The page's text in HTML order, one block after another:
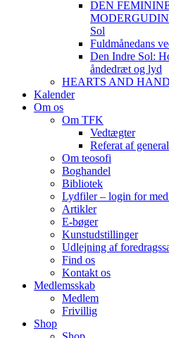
DEN
Sol
Fuldmånedans
Den Indre Sol:
åndedræt og lyd
HEARTS AND
Kalender
Om os
Om TFK
Vedtægter
Referat af
Om teosofi
Boghandel
Bibliotek
Lydfiler – login for
Artikler
E-bøger
Kunstudstillinger
Udlejning af
Find os
Kontakt os
Medlemsskab
Medlem
Frivillig
Shop